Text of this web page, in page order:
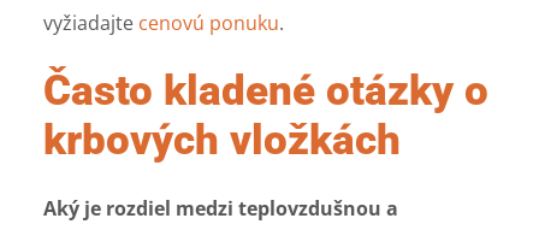
vyžiadajte cenovú ponuku.
Často kladené otázky o
krbových vložkách
Aký je rozdiel medzi teplovzdušnou a